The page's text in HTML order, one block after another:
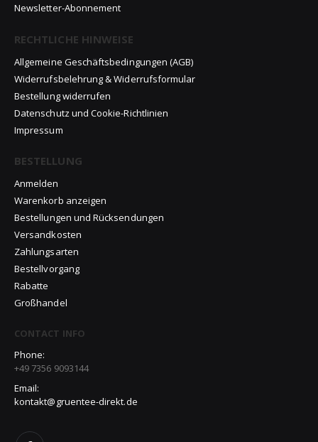
Newsletter-Abonnement
RECHTLICHE HINWEISE
Allgemeine Geschäftsbedingungen (AGB)
Widerrufsbelehrung & Widerrufsformular
Bestellung widerrufen
Datenschutz und Cookie-Richtlinien
Impressum
BESTELLUNG
Anmelden
Warenkorb anzeigen
Bestellungen und Rücksendungen
Versandkosten
Zahlungsarten
Bestellvorgang
Rabatte
Großhandel
CONTACT INFO
Phone:
+49 7356 9093144
Email:
kontakt@gruentee-direkt.de